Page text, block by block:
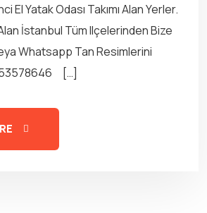
El Yatak Odası Takımı Alan Yerler.
İstanbul Tüm Ilçelerinden Bize
Whatsapp Tan Resimlerini
[…]